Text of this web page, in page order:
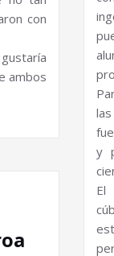
con
ambos
y
El